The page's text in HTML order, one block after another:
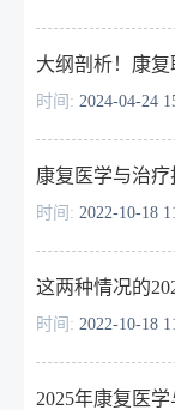
大纲剖析！康复
时间: 2024-04-24
康复医学与治
时间: 2022-10-18
这两种情况的
时间: 2022-10-18
2025年康复医